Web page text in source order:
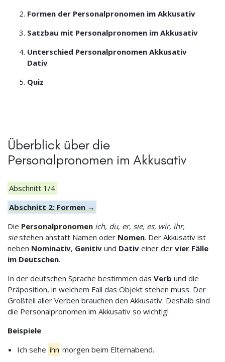
Formen der Personalpronomen im Akkusativ
Satzbau mit Personalpronomen im Akkusativ
Unterschied Personalpronomen Akkusativ
Dativ
Quiz
Überblick über die
Personalpronomen im Akkusativ
Abschnitt 1/4
Abschnitt 2: Formen →
Die Personalpronomen ich, du, er, sie, es, wir, ihr,
siestehen anstatt Namen oder Nomen. Der Akkusativ ist
neben Nominativ, Genitiv und Dativ einer der vier Fälle
im Deutschen.
In der deutschen Sprache bestimmen das Verb und die
Präposition, in welchem Fall das Objekt stehen muss. Der
Großteil aller Verben brauchen den Akkusativ. Deshalb sind
die Personalpronomen im Akkusativ so wichtig!
Beispiele
Ich sehe ihn morgen beim Elternabend.